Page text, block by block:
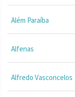
Além Paraíba
Alfenas
Alfredo Vasconcelos